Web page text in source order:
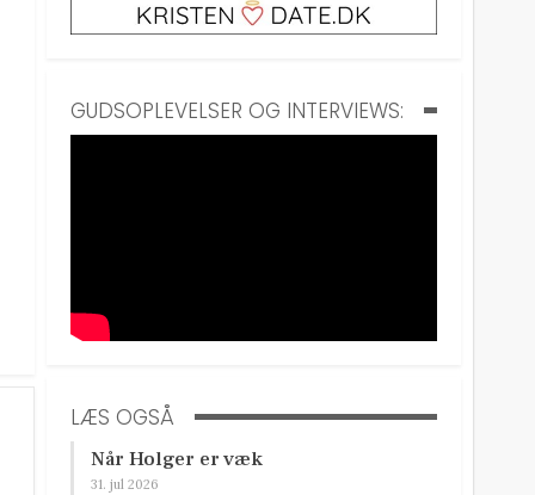
GUDSOPLEVELSER OG INTERVIEWS:
LÆS OGSÅ
Når Holger er væk
31. jul 2026